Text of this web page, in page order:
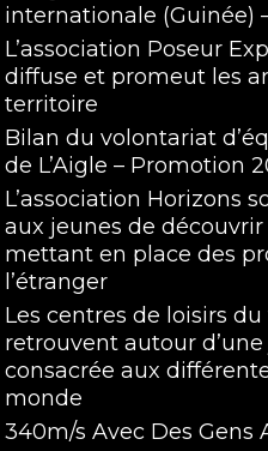
internationale (Guinée)
L’association Poseur
diffuse et promeut les
territoire
Bilan du volontariat
de L’Aigle – Promotion
L’association Horizons
aux jeunes de
mettant en place des
l’étranger
Les centres de loisirs
retrouvent autour
consacrée aux
monde
340m/s Avec Des Gens